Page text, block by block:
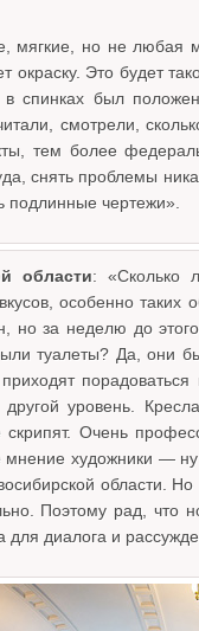
мягкие, но не любая
Это будет
спинках был
смотрели,
тем более
снять проблемы
подлинные чертежи».
области: «Сколько
особенно таких
за неделю до
туалеты? Да, они
порадоваться
уровень.
Очень
мнение художники —
области.
Поэтому рад, что
для диалога и